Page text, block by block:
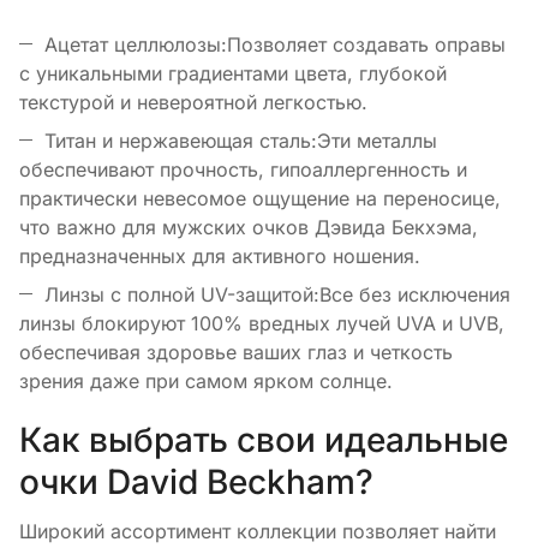
Ацетат целлюлозы:Позволяет создавать оправы
с уникальными градиентами цвета, глубокой
текстурой и невероятной легкостью.
Титан и нержавеющая сталь:Эти металлы
обеспечивают прочность, гипоаллергенность и
практически невесомое ощущение на переносице,
что важно для мужских очков Дэвида Бекхэма,
предназначенных для активного ношения.
Линзы с полной UV-защитой:Все без исключения
линзы блокируют 100% вредных лучей UVA и UVB,
обеспечивая здоровье ваших глаз и четкость
зрения даже при самом ярком солнце.
Как выбрать свои идеальные
очки David Beckham?
Широкий ассортимент коллекции позволяет найти